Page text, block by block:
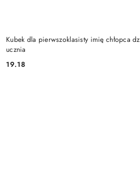
Kubek dla pierwszoklasisty imię chłopca
ucznia
Cena:
19.18